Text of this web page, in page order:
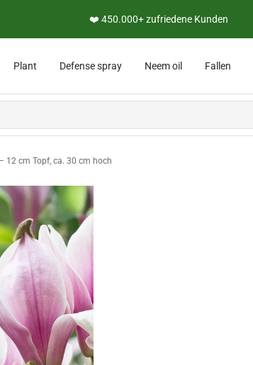
❤️ 450.000+ zufriedene Kunden
Plant Defense spray Neem oil Fallen
12 cm Topf, ca. 30 cm hoch